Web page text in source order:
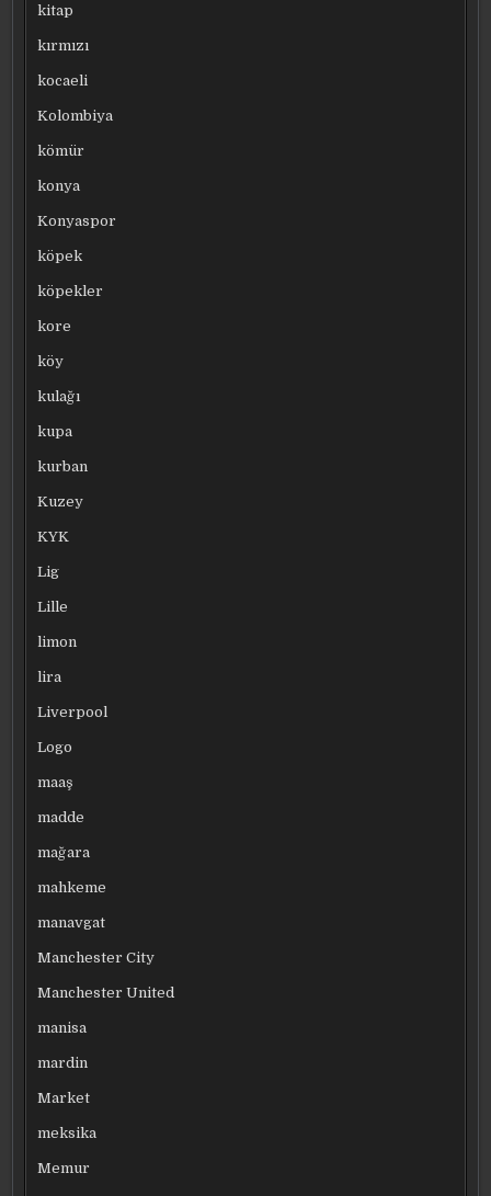
kitap
kırmızı
kocaeli
Kolombiya
kömür
konya
Konyaspor
köpek
köpekler
kore
köy
kulağı
kupa
kurban
Kuzey
KYK
Lig
Lille
limon
lira
Liverpool
Logo
maaş
madde
mağara
mahkeme
manavgat
Manchester City
Manchester United
manisa
mardin
Market
meksika
Memur